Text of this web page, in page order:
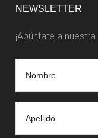
NEWSLETTER
¡Apúntate a